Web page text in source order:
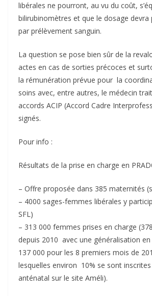
libérales ne pourront, au vu du coût,
bilirubinomètres et que le dosage
par prélèvement sanguin.
La question se pose bien sûr de la
actes en cas de sorties précoces et
la rémunération prévue pour la
soins avec, entre autres, le médecin
accords ACIP (Accord Cadre
signés.
Pour info :
Résultats de la prise en charge en
– Offre proposée dans 385 maternités
– 4000 sages-femmes libérales y
SFL)
– 313 000 femmes prises en charge
depuis 2010 avec une généralisation
137 000 pour les 8 premiers mois de
lesquelles environ 10% se sont inscrites
anténatal sur le site Améli).